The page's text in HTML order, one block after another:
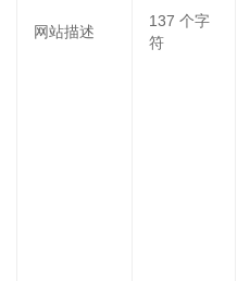
网站描述
137 个字
符